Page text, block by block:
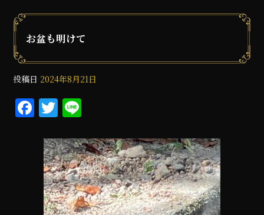
お盆も明けて
投稿日 2024年8月21日
F
c
e
b
o
T
it
te
r
e